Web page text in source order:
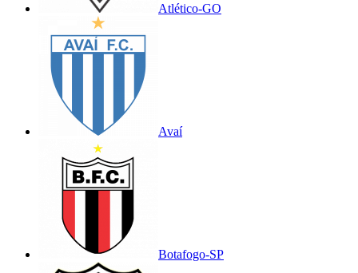
Atlético-GO
Avaí
Botafogo-SP